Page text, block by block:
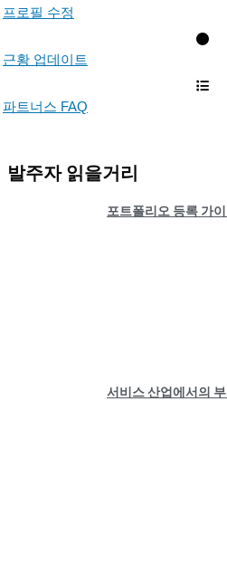
프로필 수정
근황 업데이트
파트너스 FAQ
발주자 읽을거리
포트폴리오 등록 가
서비스 산업에서의